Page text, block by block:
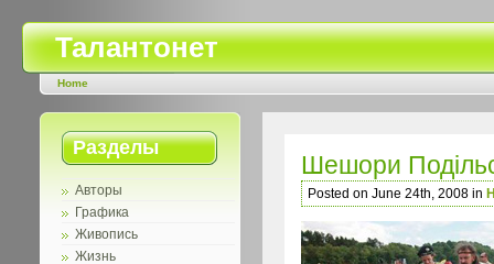
Талантонет
Home
Разделы
Авторы
Графика
Живопись
Жизнь
Шешори
Posted on June 24th, 2008 in